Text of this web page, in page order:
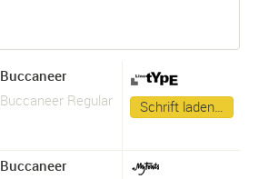
Buccaneer
Buccaneer Regular
Schrift laden…
Buccaneer